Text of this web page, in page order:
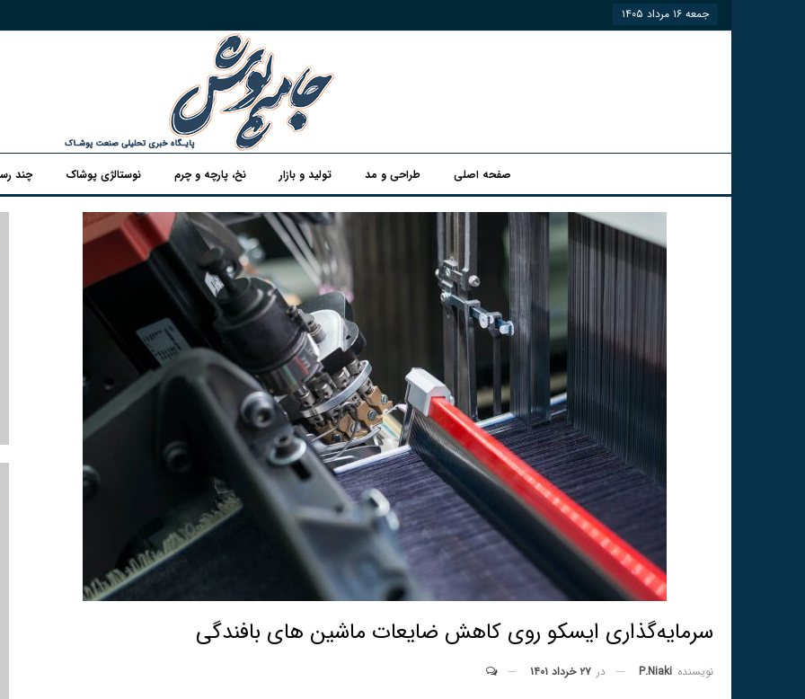
جمعه ۱۶ مرداد ۱۴۰۵
صفحه اصلی طراحی و مد تولید و بازار نخ، پارچه و چرم نوستالژی پوشاک چند
سرمایه‌گذاری ایسکو روی کاهش ضایعات ماشین های بافندگی
نویسنده P.niaki در ۲۷ خرداد ۱۴۰۱